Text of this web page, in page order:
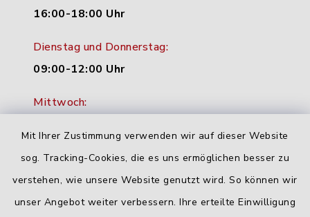
Mit Ihrer Zustimmung verwenden wir auf dieser Website
sog. Tracking-Cookies, die es uns ermöglichen besser zu
verstehen, wie unsere Website genutzt wird. So können wir
unser Angebot weiter verbessern. Ihre erteilte Einwilligung
16:00-18:00 Uhr
Dienstag und Donnerstag:
09:00-12:00 Uhr
Mittwoch:
Freitag:
geschlossen